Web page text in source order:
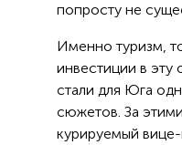
попросту не
Именно туризм,
инвестиции в эту
стали для Юга
сюжетов. За
курируемый